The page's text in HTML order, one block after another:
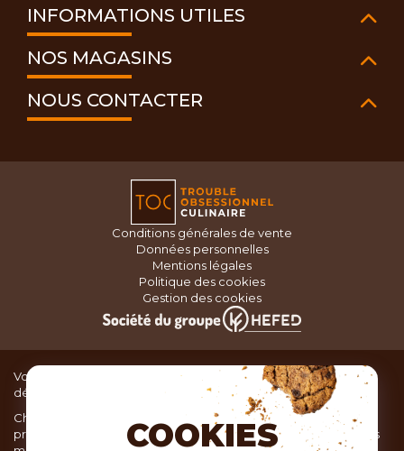
INFORMATIONS UTILES
NOS MAGASINS
NOUS CONTACTER
Conditions générales de vente
Données personnelles
Mentions légales
Politique des cookies
Gestion des cookies
Vous recherchez du matériel de cuisine pour concocter de
délicieux plats ou des pâtisseries dignes d’un grand chef ?
Chez TOC, boutique d’ustensiles de cuisine, nous vous
proposons une large sélection de produits issus des meilleures
COOKIES